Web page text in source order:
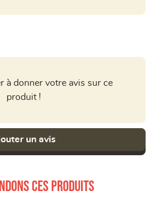
à donner votre avis sur ce
produit !
un avis
ces produits